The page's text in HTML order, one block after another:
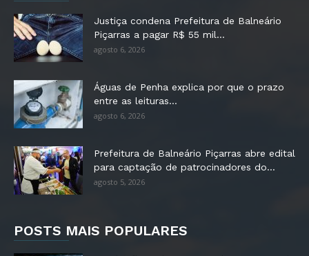
Justiça condena Prefeitura de Balneário
Piçarras a pagar R$ 55 mil...
agosto 6, 2026
Águas de Penha explica por que o prazo
entre as leituras...
agosto 6, 2026
Prefeitura de Balneário Piçarras abre edital
para captação de patrocinadores do...
agosto 5, 2026
POSTS MAIS POPULARES